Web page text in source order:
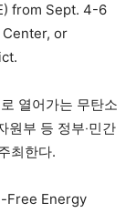
from Sept. 4-6
or
열어가는 무탄소
원부 등 정부‧민간
최한다.
Free Energy